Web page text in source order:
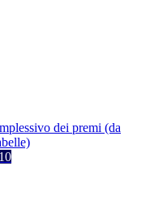
dei premi (da
10